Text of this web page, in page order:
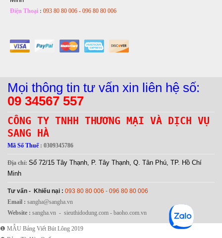
Điện Thoại : 093 80 80 006 - 096 80 80 006
Mọi thông tin tư vấn xin liên hệ số:
09 34567 557
CÔNG TY TNHH THƯƠNG MẠI VÀ DỊCH VỤ
SANG HÀ
Mã Số Thuế: 0309345786
Địa chỉ: Số 72/15 Tây Thạnh, P. Tây Thạnh, Q. Tân Phú, TP. Hồ Chí
Minh
Tư vấn - Khiếu nại : 093 80 80 006 - 096 80 80 006
Email : sangha@sangha.vn
Website : sangha.vn - sieuthidodung.com - baoho.com.vn
❶ MẪU Bảng Viết Bút Lông 2019